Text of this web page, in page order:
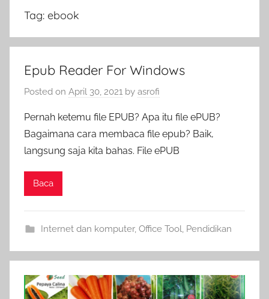
Tag: ebook
Epub Reader For Windows
Posted on April 30, 2021 by asrofi
Pernah ketemu file EPUB? Apa itu file ePUB?
Bagaimana cara membaca file epub? Baik,
langsung saja kita bahas. File ePUB
Baca
Internet dan komputer, Office Tool Pendidikan